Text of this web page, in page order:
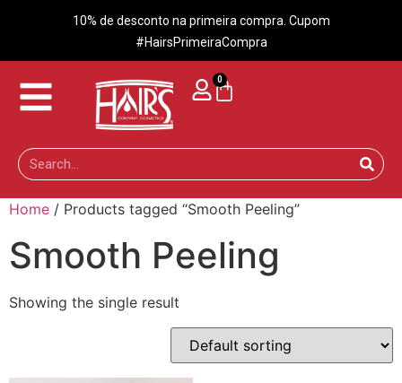
10% de desconto na primeira compra. Cupom
#HairsPrimeiraCompra
0
Home / Products tagged “Smooth Peeling”
Smooth Peeling
Showing the single result